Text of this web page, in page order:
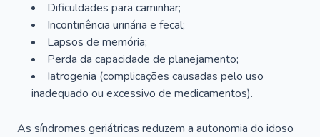
Dificuldades para caminhar;
Incontinência urinária e fecal;
Lapsos de memória;
Perda da capacidade de planejamento;
Iatrogenia (complicações causadas pelo uso
inadequado ou excessivo de medicamentos).
As síndromes geriátricas reduzem a autonomia do idoso